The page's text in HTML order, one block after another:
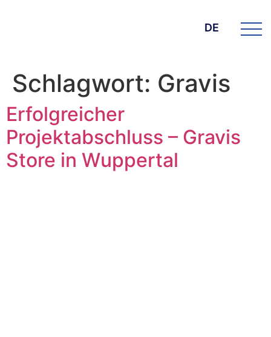
DE
Schlagwort: Gravis
Erfolgreicher
Projektabschluss – Gravis
Store in Wuppertal